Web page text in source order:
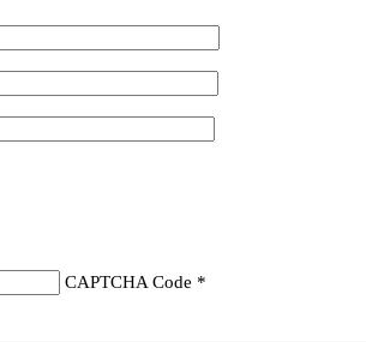
CAPTCHA Code *